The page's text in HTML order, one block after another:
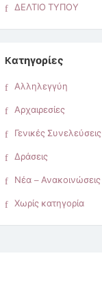
ΔΕΛΤΙΟ ΤΥΠΟΥ
Kατηγορίες
Αλληλεγγύη
Αρχαιρεσίες
Γενικές Συνελεύσεις
Δράσεις
Νέα – Ανακοινώσεις
Χωρίς κατηγορία